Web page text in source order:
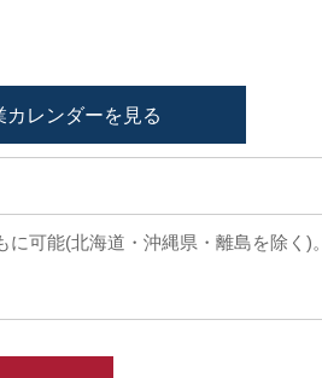
カレンダーを見る
に可能(北海道・沖縄県・離島を除く)。